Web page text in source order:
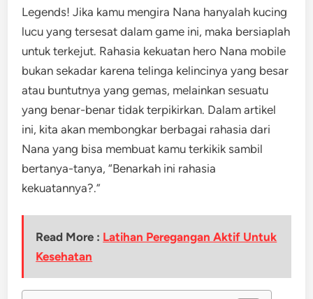
Legends! Jika kamu mengira Nana hanyalah kucing
lucu yang tersesat dalam game ini, maka bersiaplah
untuk terkejut. Rahasia kekuatan hero Nana mobile
bukan sekadar karena telinga kelincinya yang besar
atau buntutnya yang gemas, melainkan sesuatu
yang benar-benar tidak terpikirkan. Dalam artikel
ini, kita akan membongkar berbagai rahasia dari
Nana yang bisa membuat kamu terkikik sambil
bertanya-tanya, “Benarkah ini rahasia
kekuatannya?.”
Read More : Latihan Peregangan Aktif Untuk
Kesehatan